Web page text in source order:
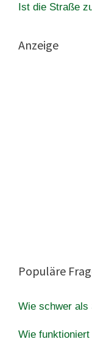
Ist die Straße
Anzeige
Populäre
Wie schwer als
Wie